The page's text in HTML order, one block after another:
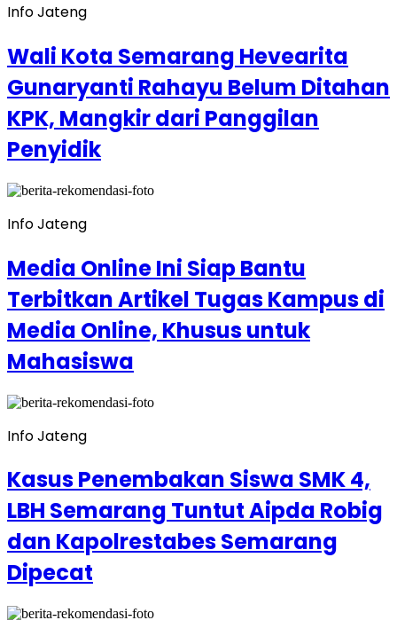
Info Jateng
Wali Kota Semarang Hevearita
Gunaryanti Rahayu Belum Ditahan
KPK, Mangkir dari Panggilan
Penyidik
Info Jateng
Media Online Ini Siap Bantu
Terbitkan Artikel Tugas Kampus di
Media Online, Khusus untuk
Mahasiswa
Info Jateng
Kasus Penembakan Siswa SMK 4,
LBH Semarang Tuntut Aipda Robig
dan Kapolrestabes Semarang
Dipecat